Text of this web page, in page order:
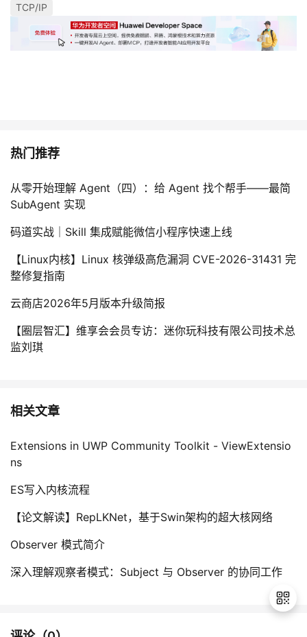
TCP/IP
热门推荐
从零开始理解 Agent（四）：给 Agent 找个帮手——最简
SubAgent 实现
码道实战｜Skill 集成赋能微信小程序快速上线
【Linux内核】Linux 核弹级高危漏洞 CVE-2026-31431 完
整修复指南
云商店2026年5月版本升级简报
【圈层智汇】维享会会员专访：迷你玩科技有限公司技术总
监刘琪
相关文章
Extensions in UWP Community Toolkit - ViewExtensio
ns
ES写入内核流程
【论文解读】RepLKNet，基于Swin架构的超大核网络
Observer 模式简介
深入理解观察者模式：Subject 与 Observer 的协同工作